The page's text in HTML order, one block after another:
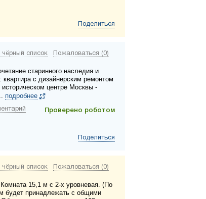
Поделиться
чёрный список Пожаловаться (0)
старинного наследия и
квартира с дизайнерским ремонтом
центре Москвы -
подробнее
Проверено роботом
Поделиться
чёрный список Пожаловаться (0)
15,1 м с 2-х уровневая. (По
будет принадлежать с общими